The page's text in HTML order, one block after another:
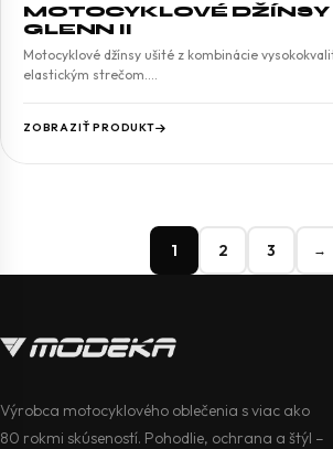
MOTOCYKLOVÉ
GLENN II
Motocyklové džínsy ušité z kombinácie
elastickým strečom.…
ZOBRAZIŤ PRODUKT
1 2 3 →
Výrobca motocyklového oblečenia s viac ako
80 rokmi skúseností. Pohodlie, ochrana a štýl –